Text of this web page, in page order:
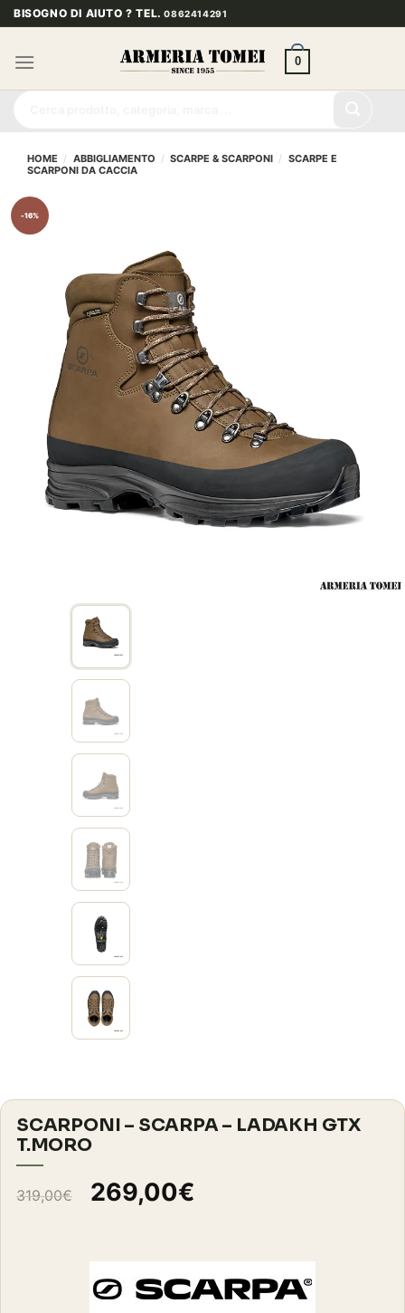
Salta
ai
contenuti
BISOGNO DI AIUTO ? TEL.0862414291
0
HOME / ABBIGLIAMENTO / SCARPE & SCARPONI / SCARPE E
SCARPONI DA CACCIA
-16%
SCARPONI – SCARPA – LADAKH GTX
T.MORO
319,00€
Il
era:
319,00€.
269,00€
è:
269,00€.